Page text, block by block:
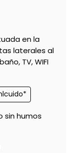
en la
laterales al
TV, WIFI
sin humos